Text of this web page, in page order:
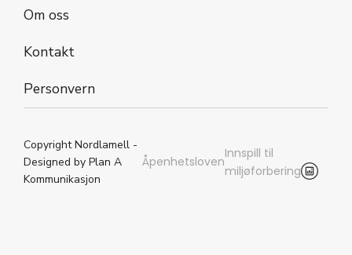
Om oss
Kontakt
Personvern
Copyright Nordlamell -
Designed by Plan A
Kommunikasjon
Åpenhetsloven
Innspill til
miljøforbering